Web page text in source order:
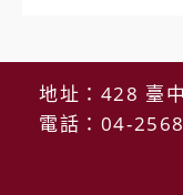
地址：428 臺
電話：04-